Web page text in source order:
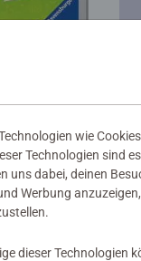
Foto
Bewertung 4,9
wie
Technologien sind
uns dabei, deinen
Werbung
dieser Technologien